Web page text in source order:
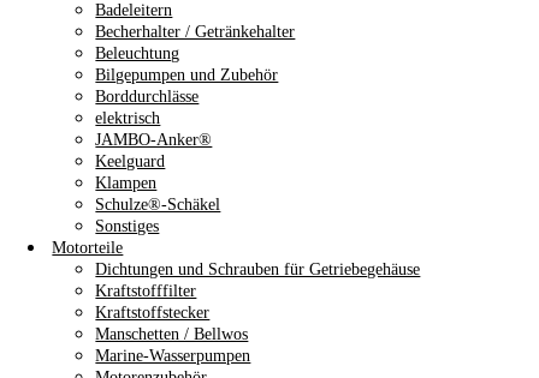
Badeleitern
Becherhalter / Getränkehalter
Beleuchtung
Bilgepumpen und Zubehör
Borddurchlässe
elektrisch
JAMBO-Anker®
Keelguard
Klampen
Schulze®-Schäkel
Sonstiges
Motorteile
Dichtungen und Schrauben für Getriebegehäuse
Kraftstofffilter
Kraftstoffstecker
Manschetten / Bellwos
Marine-Wasserpumpen